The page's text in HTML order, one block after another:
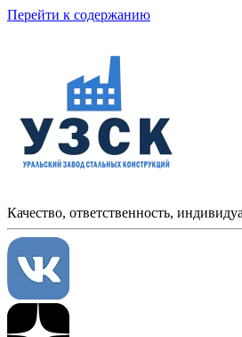
Перейти к содержанию
Качество, ответственность,